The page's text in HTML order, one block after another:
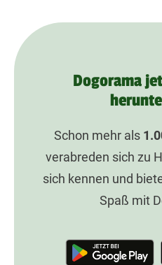
Dogorama
Schon mehr als
verabreden sich zu
sich kennen und
Spaß mit